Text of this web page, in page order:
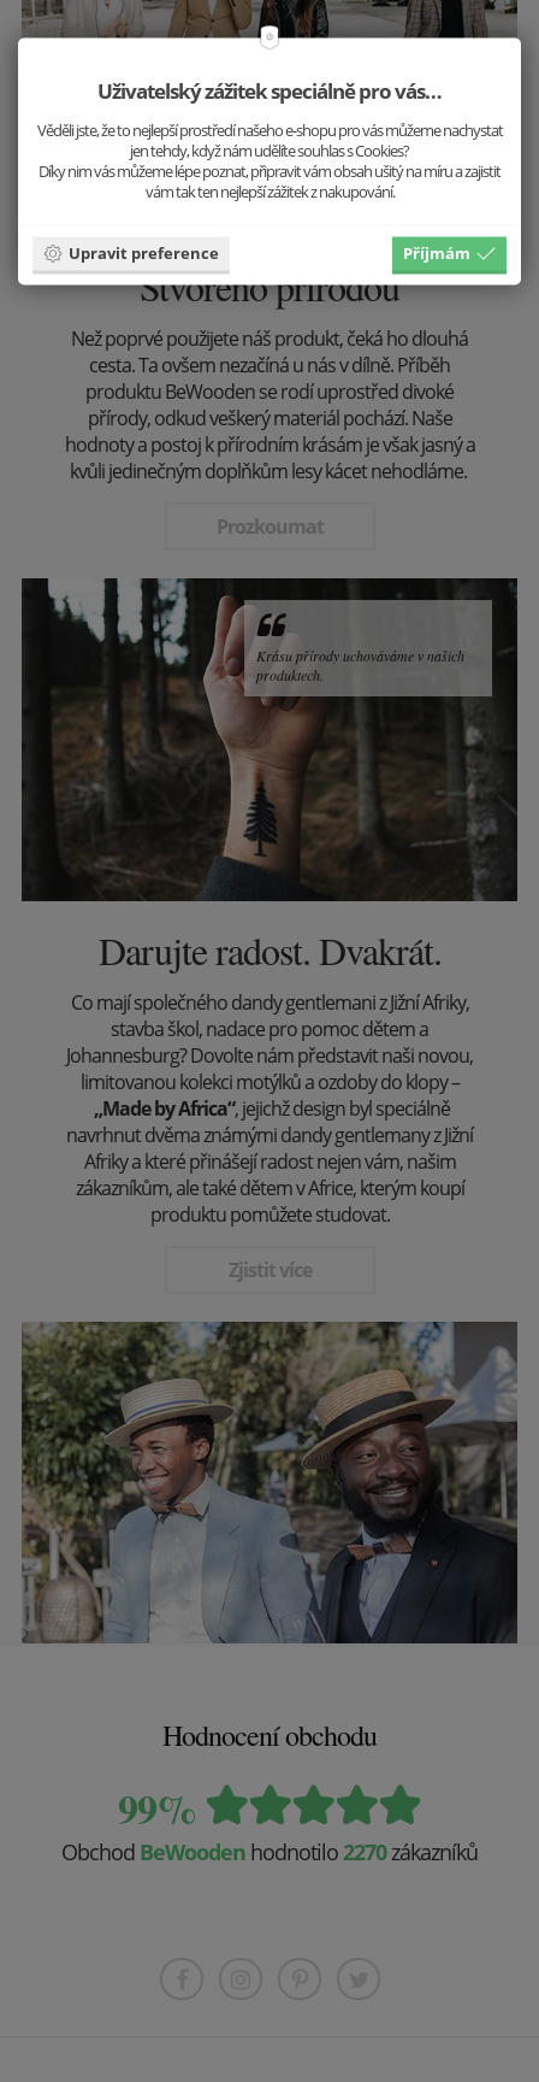
Stvořeno přírodou
Než poprvé použijete náš produkt, čeká ho dlouhá
cesta. Ta ovšem nezačíná u nás v dílně. Příběh
produktu BeWooden se rodí uprostřed divoké
přírody, odkud veškerý materiál pochází. Naše
hodnoty a postoj k přírodním krásám je však jasný a
kvůli jedinečným doplňkům lesy kácet nehodláme.
Prozkoumat
Krásu přírody uchováváme v našich
produktech.
Darujte radost. Dvakrát.
Co mají společného dandy gentlemani z Jižní Afriky,
stavba škol, nadace pro pomoc dětem a
Johannesburg? Dovolte nám představit naši novou,
limitovanou kolekci motýlků a ozdoby do klopy –
„Made by Africa“, jejichž design byl speciálně
navrhnut dvěma známými dandy gentlemany z Jižní
Afriky a které přinášejí radost nejen vám, našim
zákazníkům, ale také dětem v Africe, kterým koupí
produktu pomůžete studovat.
Zjistit více
Hodnocení obchodu
99%
Obchod BeWooden hodnotilo 2270zákazníků
Uživatelský zážitek speciálně pro vás…
Věděli jste, že to nejlepší prostředí našeho e-shopu pro vás můžeme nachystat
jen tehdy, když nám udělíte souhlas s Cookies?
Díky nim vás můžeme lépe poznat, připravit vám obsah ušitý na míru a zajistit
vám tak ten nejlepší zážitek z nakupování.
Upravit preference Příjmám